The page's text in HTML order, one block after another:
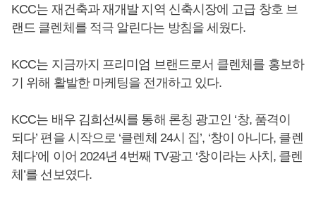
KCC는 재건축과 재개발 지역 신축시장에 고급 창호 브
랜드 클렌체를 적극 알린다는 방침을 세웠다.
KCC는 지금까지 프리미엄 브랜드로서 클렌체를 홍보하
기 위해 활발한 마케팅을 전개하고 있다.
KCC는 배우 김희선씨를 통해 론칭 광고인 ‘창, 품격이
되다’ 편을 시작으로 ‘클렌체 24시 집’, ‘창이 아니다, 클렌
체다’에 이어 2024년 4번째 TV광고 ‘창이라는 사치, 클렌
체’를 선보였다.